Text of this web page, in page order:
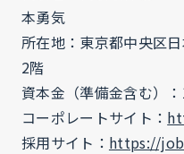
本勇気
所在地：東京都中央区
2階
資本金（準備金含む）
コーポレートサイト：
採用サイト： https://